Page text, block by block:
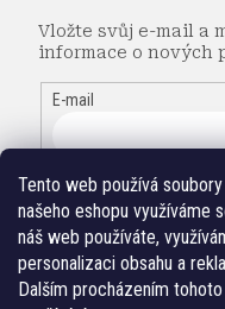
Tento web používá
našeho eshopu využíváme
náš web používáte,
personalizaci obsahu a
Dalším procházením
Vložte svůj e-mail a
informace o nových
E-mail